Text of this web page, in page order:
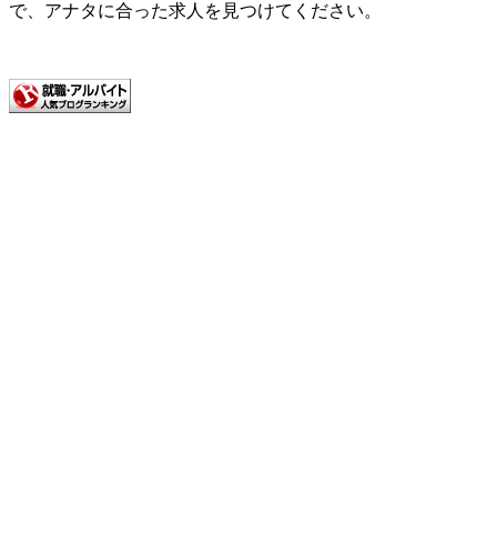
で、アナタに合った求人を見つけてください。